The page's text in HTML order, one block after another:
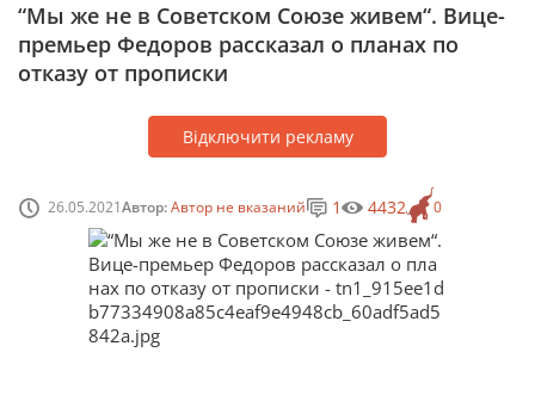
“Мы же не в Советском Союзе живем“. Вице-
премьер Федоров рассказал о планах по
отказу от прописки
Відключити рекламу
26.05.2021Автор:Автор не вказаний 0
1 4432